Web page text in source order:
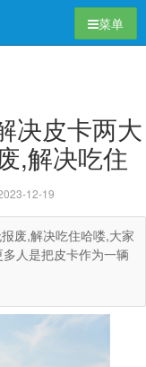
导航切换
菜单
决皮卡两大
,解决吃住
12-19
废,解决吃住哈喽,大家
人是把皮卡作为一辆